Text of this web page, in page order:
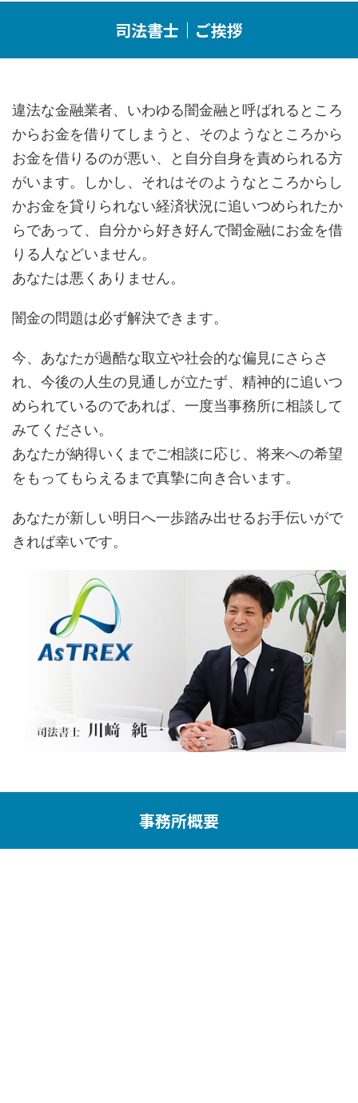
司法書士｜ご挨拶
違法な金融業者、いわゆる闇金融と呼ばれるところ
からお金を借りてしまうと、そのようなところから
お金を借りるのが悪い、と自分自身を責められる方
がいます。しかし、それはそのようなところからし
かお金を貸りられない経済状況に追いつめられたか
らであって、自分から好き好んで闇金融にお金を借
りる人などいません。
あなたは悪くありません。
闇金の問題は必ず解決できます。
今、あなたが過酷な取立や社会的な偏見にさらさ
れ、今後の人生の見通しが立たず、精神的に追いつ
められているのであれば、一度当事務所に相談して
みてください。
あなたが納得いくまでご相談に応じ、将来への希望
をもってもらえるまで真摯に向き合います。
あなたが新しい明日へ一歩踏み出せるお手伝いがで
きれば幸いです。
事務所概要